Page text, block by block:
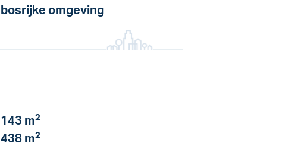
bosrijke omgeving
143 m2
438 m2